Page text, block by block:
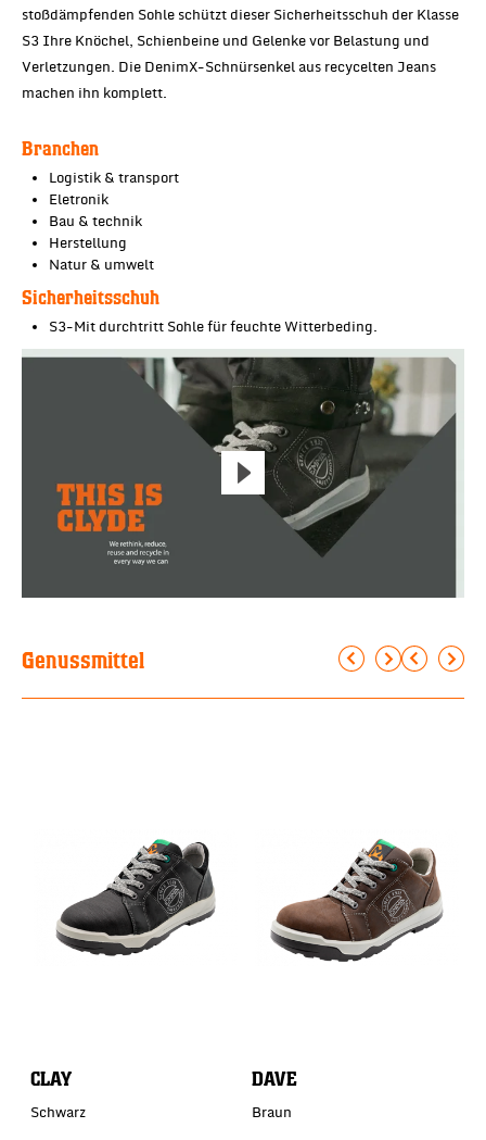
stoßdämpfenden Sohle schützt dieser Sicherheitsschuh der Klasse
S3 Ihre Knöchel, Schienbeine und Gelenke vor Belastung und
Verletzungen. Die DenimX-Schnürsenkel aus recycelten Jeans
machen ihn komplett.
Branchen
Logistik & transport
Eletronik
Bau & technik
Herstellung
Natur & umwelt
Sicherheitsschuh
S3-Mit durchtritt Sohle für feuchte Witterbeding.
Genussmittel
CLAY
Schwarz
DAVE
Braun